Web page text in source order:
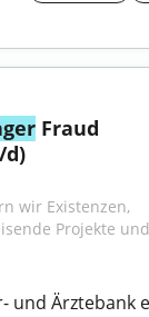
Fraud
d)
wir Existenzen,
Projekte
und Ärztebank